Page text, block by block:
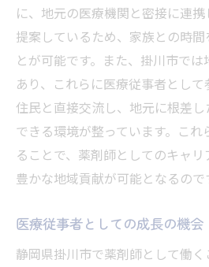
に、地元の医療機関と密接に連
提案しているため、家族との時
とが可能です。また、掛川市で
あり、これらに医療従事者とし
住民と直接交流し、地元に根差
できる環境が整っています。こ
ることで、薬剤師としてのキャリ
豊かな地域貢献が可能となるので
医療従事者としての成長の機会
静岡県掛川市で薬剤師として働